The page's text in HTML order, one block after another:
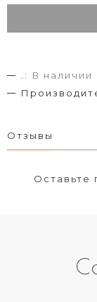
.:
В наличии
Отзывы
Оставьте